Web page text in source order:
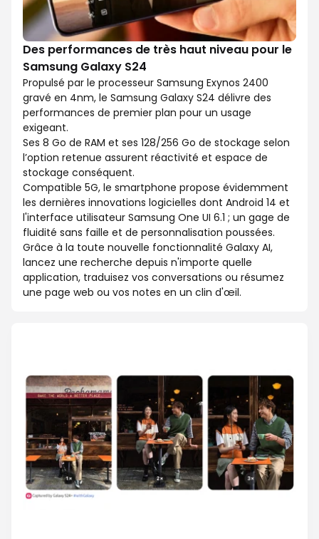
Des performances de très haut niveau pour le
Samsung Galaxy S24
Propulsé par le processeur Samsung Exynos 2400
gravé en 4nm, le Samsung Galaxy S24 délivre des
performances de premier plan pour un usage
exigeant.
Ses 8 Go de RAM et ses 128/256 Go de stockage selon
l’option retenue assurent réactivité et espace de
stockage conséquent.
Compatible 5G, le smartphone propose évidemment
les dernières innovations logicielles dont Android 14 et
l'interface utilisateur Samsung One UI 6.1 ; un gage de
fluidité sans faille et de personnalisation poussées.
Grâce à la toute nouvelle fonctionnalité Galaxy AI,
lancez une recherche depuis n'importe quelle
application, traduisez vos conversations ou résumez
une page web ou vos notes en un clin d'œil.